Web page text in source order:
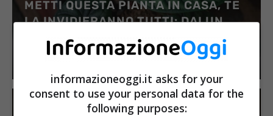
METTI QUESTA PIANTA IN CASA, TE
LA INVIDIERANNO TUTTI: DAI UN
TOCCO DI BELLEZZA ALLA TUA CASA
17 Aprile 2024
informazioneoggi.it asks for your
consent to use your personal data for the
following purposes: